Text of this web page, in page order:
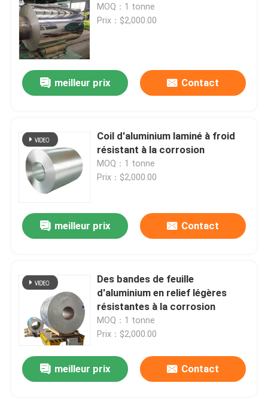
Produits
Vidéos
A propos de nous
MOQ：1 tonne
Prix：$2,000.00
meilleur prix Contact
Coil d'aluminium laminé à froid
résistant à la corrosion
MOQ：1 tonne
Prix：$2,000.00
meilleur prix Contact
Des bandes de feuille
d'aluminium en relief légères
résistantes à la corrosion
MOQ：1 tonne
Prix：$2,000.00
meilleur prix Contact